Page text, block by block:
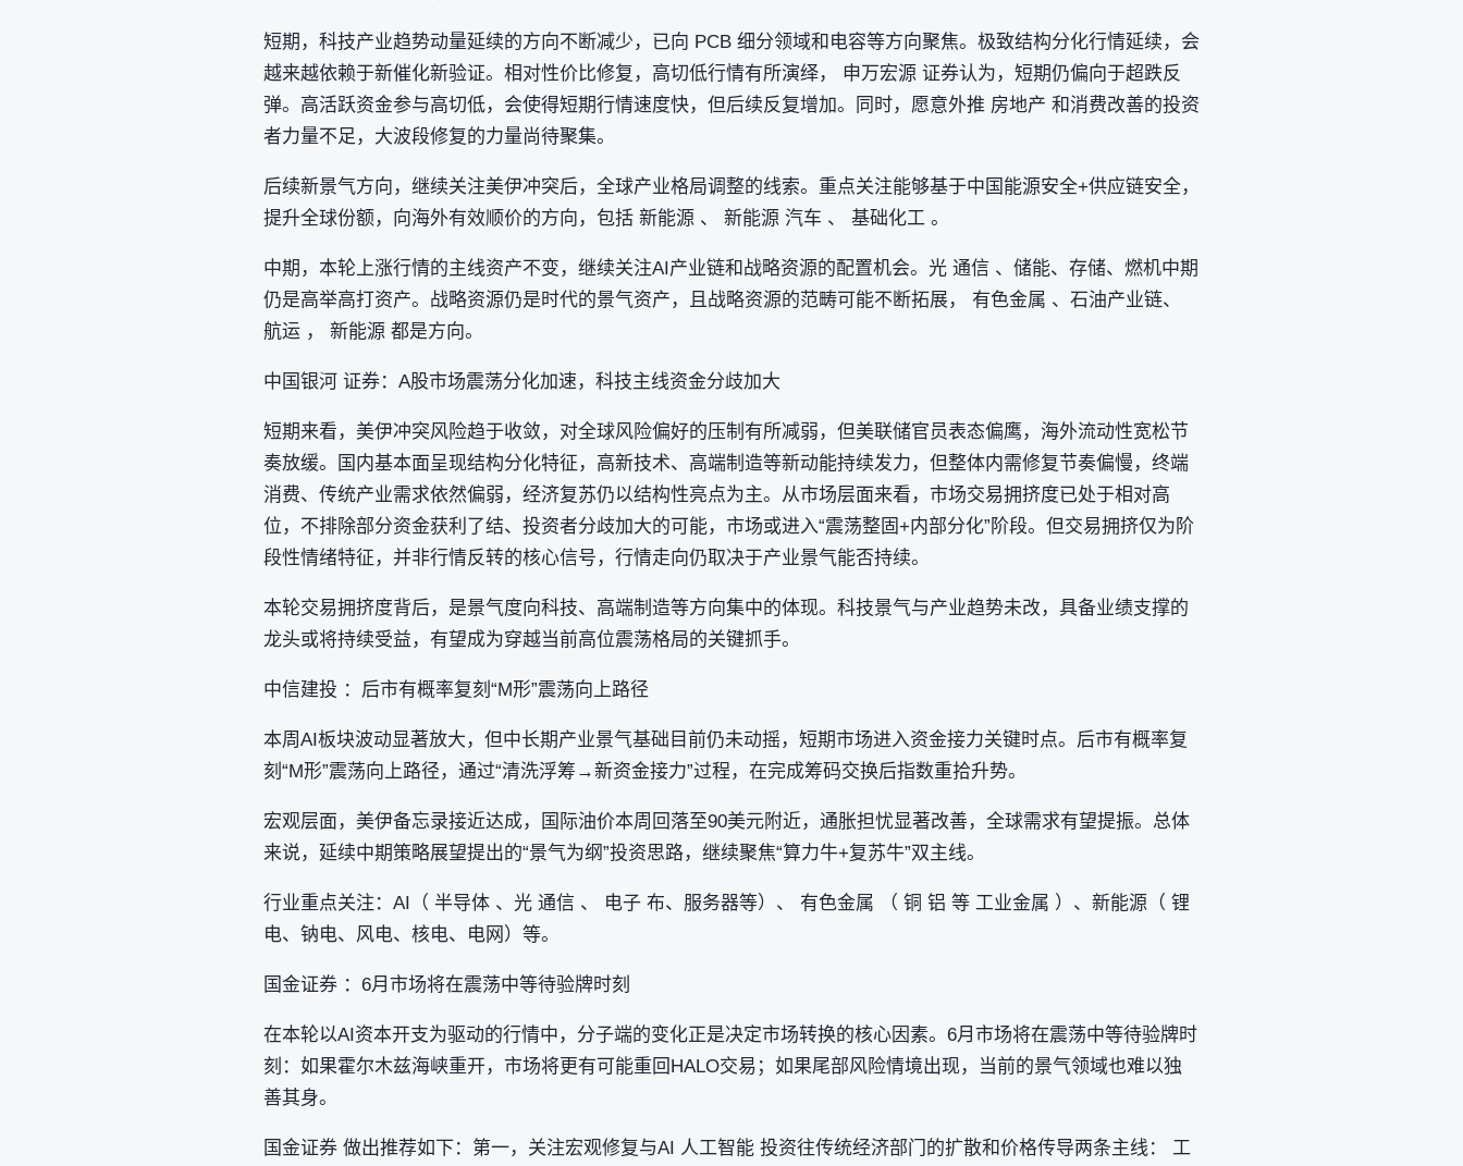
短期，科技产业趋势动量延续的方向不断减少，已向 PCB 细分领域和电容等方向聚焦。极致结构分化行情延续，会
越来越依赖于新催化新验证。相对性价比修复，高切低行情有所演绎， 申万宏源 证券认为，短期仍偏向于超跌反
弹。高活跃资金参与高切低，会使得短期行情速度快，但后续反复增加。同时，愿意外推 房地产 和消费改善的投资
者力量不足，大波段修复的力量尚待聚集。
后续新景气方向，继续关注美伊冲突后，全球产业格局调整的线索。重点关注能够基于中国能源安全+供应链安全，
提升全球份额，向海外有效顺价的方向，包括 新能源 、 新能源 汽车 、 基础化工 。
中期，本轮上涨行情的主线资产不变，继续关注AI产业链和战略资源的配置机会。光 通信 、储能、存储、燃机中期
仍是高举高打资产。战略资源仍是时代的景气资产，且战略资源的范畴可能不断拓展， 有色金属 、石油产业链、
航运 ， 新能源 都是方向。
中国银河 证券：A股市场震荡分化加速，科技主线资金分歧加大
短期来看，美伊冲突风险趋于收敛，对全球风险偏好的压制有所减弱，但美联储官员表态偏鹰，海外流动性宽松节
奏放缓。国内基本面呈现结构分化特征，高新技术、高端制造等新动能持续发力，但整体内需修复节奏偏慢，终端
消费、传统产业需求依然偏弱，经济复苏仍以结构性亮点为主。从市场层面来看，市场交易拥挤度已处于相对高
位，不排除部分资金获利了结、投资者分歧加大的可能，市场或进入“震荡整固+内部分化”阶段。但交易拥挤仅为阶
段性情绪特征，并非行情反转的核心信号，行情走向仍取决于产业景气能否持续。
本轮交易拥挤度背后，是景气度向科技、高端制造等方向集中的体现。科技景气与产业趋势未改，具备业绩支撑的
龙头或将持续受益，有望成为穿越当前高位震荡格局的关键抓手。
中信建投 ：后市有概率复刻“M形”震荡向上路径
本周AI板块波动显著放大，但中长期产业景气基础目前仍未动摇，短期市场进入资金接力关键时点。后市有概率复
刻“M形”震荡向上路径，通过“清洗浮筹→新资金接力”过程，在完成筹码交换后指数重拾升势。
宏观层面，美伊备忘录接近达成，国际油价本周回落至90美元附近，通胀担忧显著改善，全球需求有望提振。总体
来说，延续中期策略展望提出的“景气为纲”投资思路，继续聚焦“算力牛+复苏牛”双主线。
行业重点关注：AI（ 半导体 、光 通信 、 电子 布、服务器等）、 有色金属 （ 铜 铝 等 工业金属 ）、新能源（ 锂
电、钠电、风电、核电、电网）等。
国金证券 ：6月市场将在震荡中等待验牌时刻
在本轮以AI资本开支为驱动的行情中，分子端的变化正是决定市场转换的核心因素。6月市场将在震荡中等待验牌时
刻：如果霍尔木兹海峡重开，市场将更有可能重回HALO交易；如果尾部风险情境出现，当前的景气领域也难以独
善其身。
国金证券 做出推荐如下：第一，关注宏观修复与AI 人工智能 投资往传统经济部门的扩散和价格传导两条主线： 工